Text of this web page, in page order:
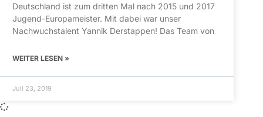
Deutschland ist zum dritten Mal nach 2015 und 2017
Jugend-Europameister. Mit dabei war unser
Nachwuchstalent Yannik Derstappen! Das Team von
WEITER LESEN »
Juli 23, 2019